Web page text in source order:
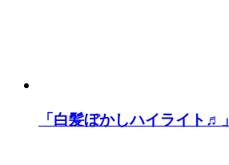
「白髪ぼかしハイライト♬」